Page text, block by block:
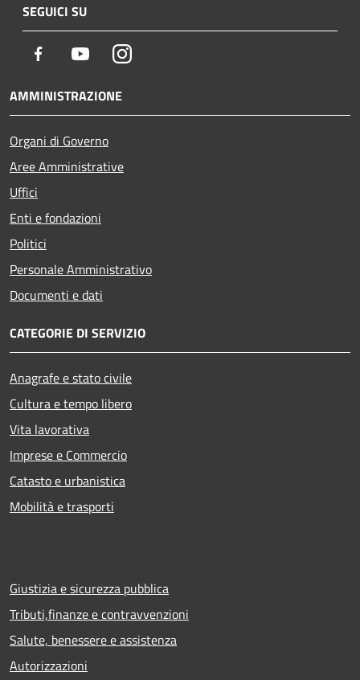
SEGUICI SU
Facebook YoutubeInstagram
AMMINISTRAZIONE
Organi di Governo
Aree Amministrative
Uffici
Enti e fondazioni
Politici
Personale Amministrativo
Documenti e dati
CATEGORIE DI SERVIZIO
Anagrafe e stato civile
Cultura e tempo libero
Vita lavorativa
Imprese e Commercio
Catasto e urbanistica
Mobilità e trasporti
Giustizia e sicurezza pubblica
Tributi,finanze e contravvenzioni
Salute, benessere e assistenza
Autorizzazioni